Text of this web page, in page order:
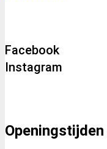
Facebook
Instagram
Openingstijden